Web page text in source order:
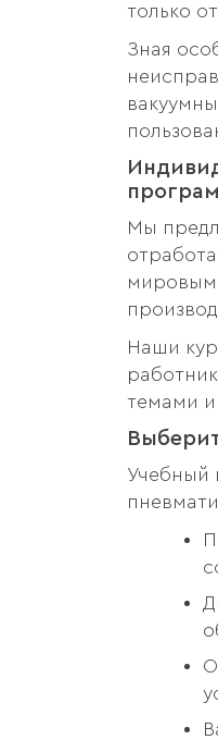
только
Зная
Мы
Наши
темами и
Учебный